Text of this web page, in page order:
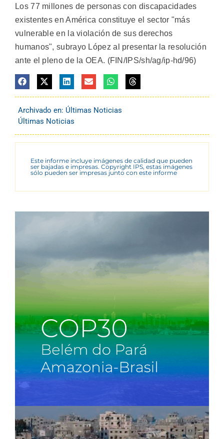
Los 77 millones de personas con discapacidades
existentes en América constituye el sector "más
vulnerable en la violación de sus derechos
humanos", subrayo López al presentar la resolución
ante el pleno de la OEA. (FIN/IPS/sh/ag/ip-hd/96)
Archivado en: Últimas Noticias
Últimas Noticias
Este informe incluye imágenes de calidad que pueden
ser bajadas e impresas. Copyright IPS, estas imágenes
sólo pueden ser impresas junto con este informe